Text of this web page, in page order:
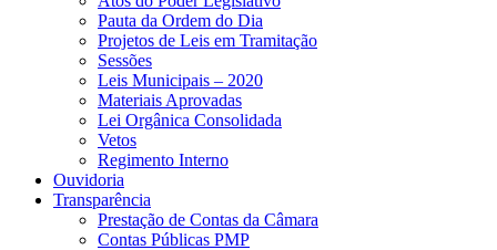
Pauta da Ordem do Dia
Projetos de Leis em Tramitação
Sessões
Leis Municipais – 2020
Materiais Aprovadas
Lei Orgânica Consolidada
Vetos
Regimento Interno
Ouvidoria
Transparência
Prestação de Contas da Câmara
Contas Públicas PMP